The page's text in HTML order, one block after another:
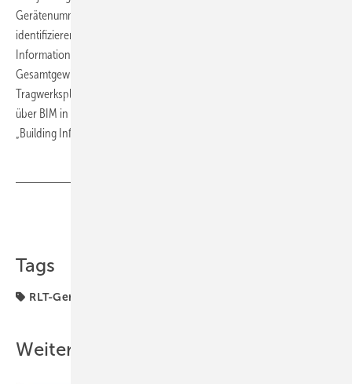
Gerätenummer, um das RLT-Gerät im gesamten BIM-Modell auch
identifizieren zu können. Des Weiteren umfassen die BIM-Objekte
Informationen zur elektrischen Leistung der Ventilatoren und zum
Gesamtgewicht des RLT-Geräts, was wiederum für die
Tragwerksplanung des Gebäudes von Bedeutung ist. Einen Überblick
über BIM in der Raumlufttechnik verschafft das robatherm-Handout
„Building Information Modeling“ auf:
Tags
RLT-Gerät
Weitere Inhalte